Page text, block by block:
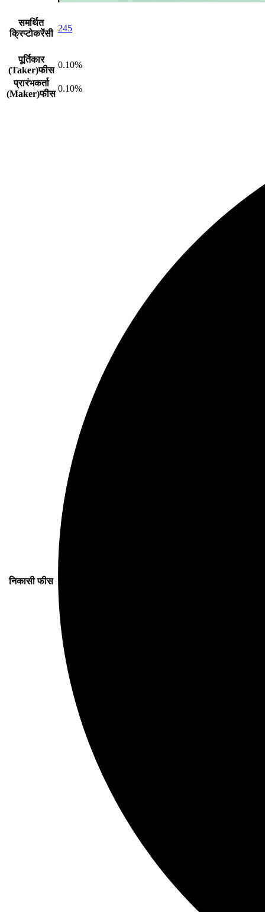
समर्थित
क्रिप्टोकरेंसी
245
पूर्तिकार
(Taker)फीस
0.10%
प्रारंभकर्ता
(Maker)फीस
0.10%
निकासी फीस